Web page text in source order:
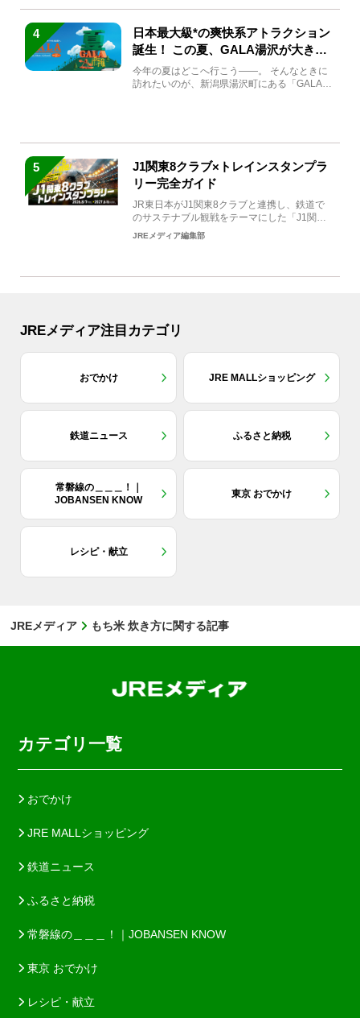
4
日本最大級*の爽快系アトラクション
誕生！ この夏、GALA湯沢が大きく
生まれ変わる
今年の夏はどこへ行こう――。 そんなときに
訪れたいのが、新潟県湯沢町にある「GALA湯
5
J1関東8クラブ×トレインスタンプラ
リー完全ガイド
JR東日本がJ1関東8クラブと連携し、鉄道で
のサステナブル観戦をテーマにした「J1関東8
クラブ×トレイン...
JREメディア編集部
JREメディア注目カテゴリ
おでかけ JRE MALLショッピング
鉄道ニュース ふるさと納税
常磐線の＿＿＿！｜
JOBANSEN KNOW
東京 おでかけ
レシピ・献立
JREメディア もち米 炊き方に関する記事
カテゴリ一覧
おでかけ
JRE MALLショッピング
鉄道ニュース
ふるさと納税
常磐線の＿＿＿！｜JOBANSEN KNOW
東京 おでかけ
レシピ・献立